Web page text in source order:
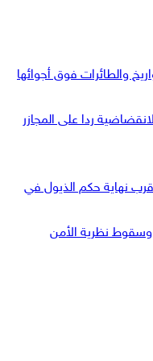
والطائرات فوق أجوائها
ردا على المجازر
نهاية حكم الذيول في
نظرية الأمن